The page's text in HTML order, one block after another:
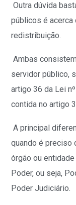
Outra dúvida
públicos é acerca
redistribuição.
Ambas
servidor público,
artigo 36 da Lei
contida no artigo
A principal
quando é preciso
órgão ou
Poder, ou seja,
Poder Judiciário.